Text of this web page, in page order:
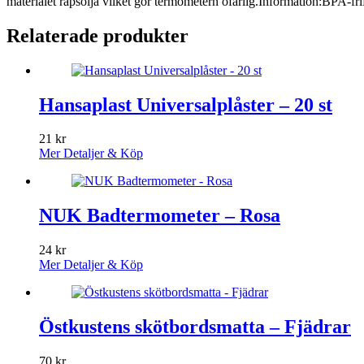
Relaterade produkter
Hansaplast Universalplåster – 20 st
21 kr
Mer Detaljer & Köp
NUK Badtermometer – Rosa
24 kr
Mer Detaljer & Köp
Östkustens skötbordsmatta – Fjädrar
70 kr